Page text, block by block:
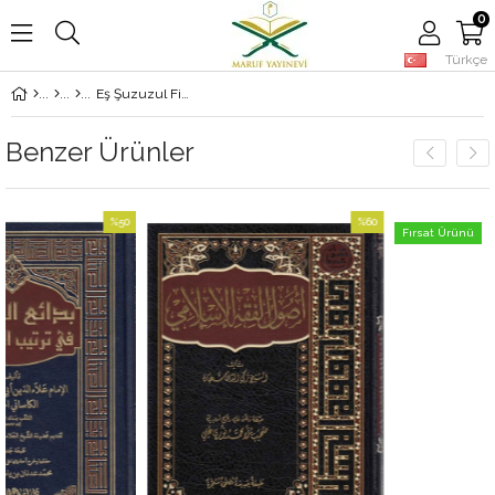
Türkçe
0
Eş Şuzuzul Fikhiyul Muasir - الشذوذ الفقهي المعاصر
Benzer Ürünler
%50
İndirim
%50İndirim
%60
İndirim
%60İndirim
Fırsat Ürünü